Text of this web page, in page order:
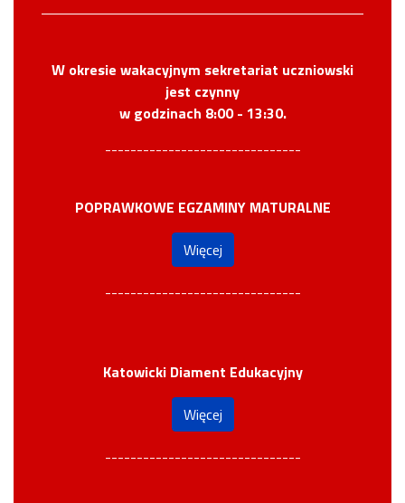
W okresie wakacyjnym sekretariat uczniowski
jest czynny
w godzinach 8:00 - 13:30.
-------------------------------
POPRAWKOWE EGZAMINY MATURALNE
Więcej
-------------------------------
Katowicki Diament Edukacyjny
Więcej
-------------------------------